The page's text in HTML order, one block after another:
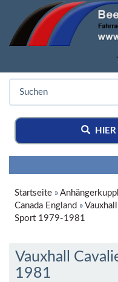
HIER
Startseite »
Canada England » Vauxhall
Sport 1979-1981
Vauxhall
1981